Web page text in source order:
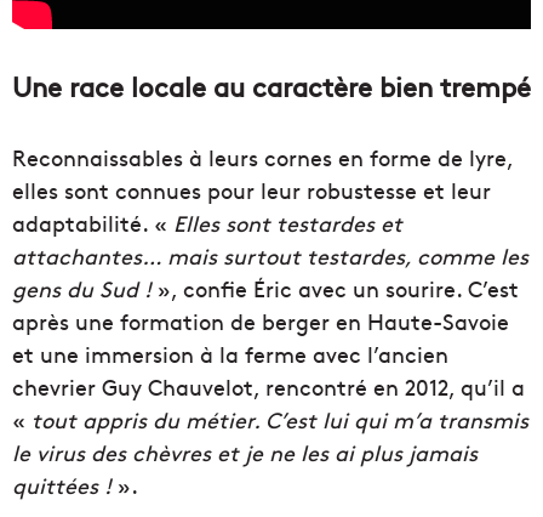
Une race locale au caractère bien trempé
Reconnaissables à leurs cornes en forme de lyre,
elles sont connues pour leur robustesse et leur
adaptabilité. « Elles sont testardes et
attachantes… mais surtout testardes, comme les
gens du Sud !», confie Éric avec un sourire. C’est
après une formation de berger en Haute-Savoie
et une immersion à la ferme avec l’ancien
chevrier Guy Chauvelot, rencontré en 2012, qu’il a
« tout appris du métier. C’est lui qui m’a transmis
le virus des chèvres et je ne les ai plus jamais
quittées !».